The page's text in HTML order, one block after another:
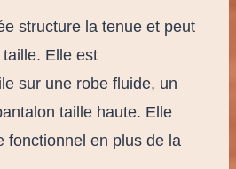
structure la tenue et peut
Elle est
sur une robe fluide, un
taille haute. Elle
fonctionnel en plus de la